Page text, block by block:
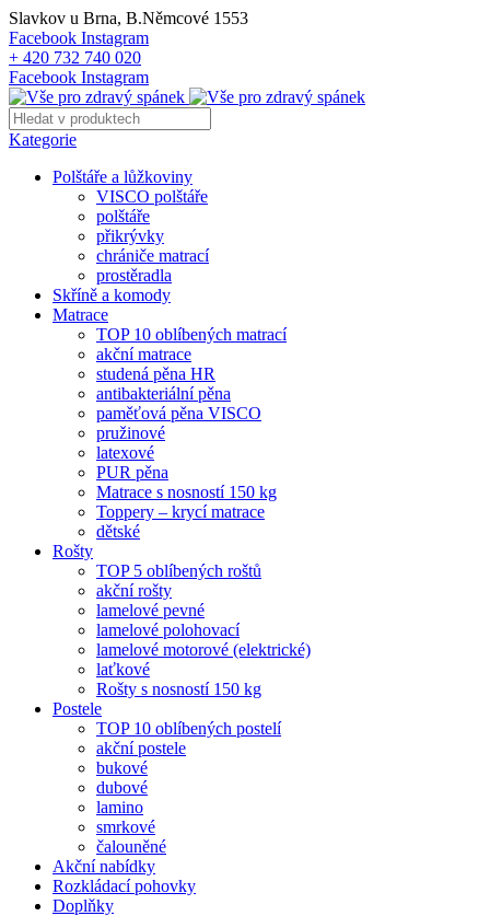
Slavkov u Brna, B.Němcové 1553
Facebook Instagram
+ 420 732 740 020
Facebook Instagram
Kategorie
Polštáře a lůžkoviny
VISCO polštáře
polštáře
přikrývky
chrániče matrací
prostěradla
Skříně a komody
Matrace
TOP 10 oblíbených matrací
akční matrace
studená pěna HR
antibakteriální pěna
paměťová pěna VISCO
pružinové
latexové
PUR pěna
Matrace s nosností 150 kg
Toppery – krycí matrace
dětské
Rošty
TOP 5 oblíbených roštů
akční rošty
lamelové pevné
lamelové polohovací
lamelové motorové (elektrické)
laťkové
Rošty s nosností 150 kg
Postele
TOP 10 oblíbených postelí
akční postele
bukové
dubové
lamino
smrkové
čalouněné
Akční nabídky
Rozkládací pohovky
Doplňky